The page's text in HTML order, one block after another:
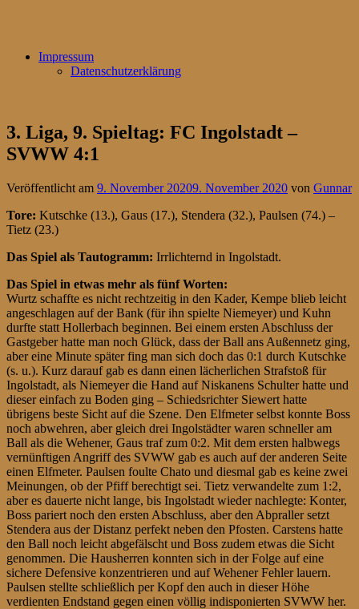
Impressum
Datenschutzerklärung
3. Liga, 9. Spieltag: FC Ingolstadt –
SVWW 4:1
Veröffentlicht am 9. November 20209. November 2020 von Gunnar
Tore: Kutschke (13.), Gaus (17.), Stendera (32.), Paulsen (74.) –
Tietz (23.)
Das Spiel als Tautogramm: Irrlichternd in Ingolstadt.
Das Spiel in etwas mehr als fünf Worten:
Wurtz schaffte es nicht rechtzeitig in den Kader, Kempe blieb leicht
angeschlagen auf der Bank (für ihn spielte Niemeyer) und Kuhn
durfte statt Hollerbach beginnen. Bei einem ersten Abschluss der
Gastgeber hatte man noch Glück, dass der Ball ans Außennetz ging,
aber eine Minute später fing man sich doch das 0:1 durch Kutschke
(s. u.). Kurz darauf gab es dann einen lächerlichen Strafstoß für
Ingolstadt, als Niemeyer die Hand auf Niskanens Schulter hatte und
dieser einfach zu Boden ging – Schiedsrichter Siewert hatte
übrigens beste Sicht auf die Szene. Den Elfmeter selbst konnte Boss
noch abwehren, aber gleich drei Ingolstädter waren schneller am
Ball als die Wehener, Gaus traf zum 0:2. Mit dem ersten halbwegs
vernünftigen Angriff des SVWW gab es auch auf der anderen Seite
einen Elfmeter. Paulsen foulte Chato und diesmal gab es keine zwei
Meinungen, ob der Pfiff berechtigt sei. Tietz verwandelte zum 1:2,
aber es dauerte nicht lange, bis Ingolstadt wieder nachlegte: Konter,
Boss pariert noch den ersten Abschluss, aber den Abpraller setzt
Stendera aus der Distanz perfekt neben den Pfosten. Carstens hatte
den Ball noch leicht abgefälscht und Boss zudem etwas die Sicht
genommen. Die Hausherren konnten sich in der Folge auf eine
sichere Defensive konzentrieren und auf Wehener Fehler lauern.
Paulsen stellte schließlich per Kopf den auch in dieser Höhe
verdienten Endstand gegen einen völlig indisponierten SVWW her.